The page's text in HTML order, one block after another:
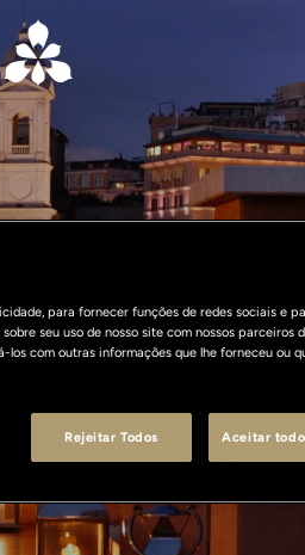
para fornecer funções de redes sociais e
seu uso de nosso site com nossos parceiros
com outras informações que lhe forneceu ou
Rejeitar Todos Aceitar